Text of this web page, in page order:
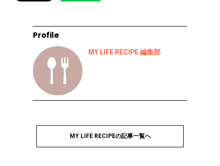
Profile
MY LIFE RECIPE 編集部
MY LIFE RECIPEの記事一覧へ